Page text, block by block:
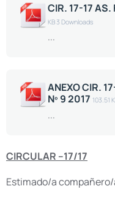
CIR. 17-17 AS.
KB3 Downloads
...
ANEXO CIR.
Nº 9 2017 103.51
...
CIRCULAR –17/17
Estimado/a